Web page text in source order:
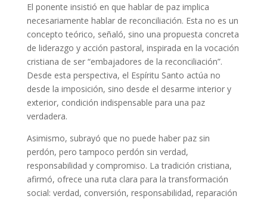
El ponente insistió en que hablar de paz implica
necesariamente hablar de reconciliación. Esta no es un
concepto teórico, señaló, sino una propuesta concreta
de liderazgo y acción pastoral, inspirada en la vocación
cristiana de ser “embajadores de la reconciliación”.
Desde esta perspectiva, el Espíritu Santo actúa no
desde la imposición, sino desde el desarme interior y
exterior, condición indispensable para una paz
verdadera.
Asimismo, subrayó que no puede haber paz sin
perdón, pero tampoco perdón sin verdad,
responsabilidad y compromiso. La tradición cristiana,
afirmó, ofrece una ruta clara para la transformación
social: verdad, conversión, responsabilidad, reparación